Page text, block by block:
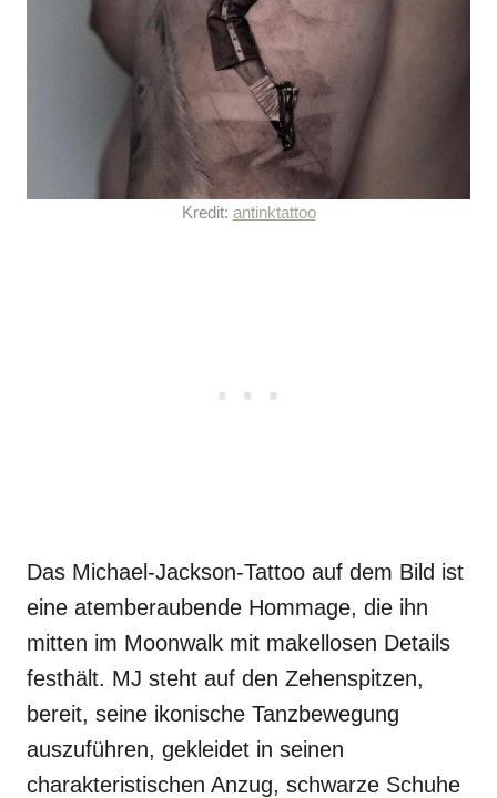
Kredit: antinktattoo
Das Michael-Jackson-Tattoo auf dem Bild ist
eine atemberaubende Hommage, die ihn
mitten im Moonwalk mit makellosen Details
festhält. MJ steht auf den Zehenspitzen,
bereit, seine ikonische Tanzbewegung
auszuführen, gekleidet in seinen
charakteristischen Anzug, schwarze Schuhe